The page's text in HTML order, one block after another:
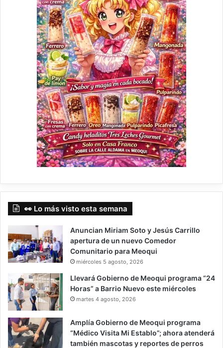
👀 Lo más visto esta semana
Anuncian Miriam Soto y Jesús Carrillo
apertura de un nuevo Comedor
Comunitario para Meoqui
miércoles 5 agosto, 2026
Llevará Gobierno de Meoqui programa “24
Horas” a Barrio Nuevo este miércoles
martes 4 agosto, 2026
Amplía Gobierno de Meoqui programa
“Médico Visita Mi Establo”; ahora atenderá
también mascotas y reportes de perros